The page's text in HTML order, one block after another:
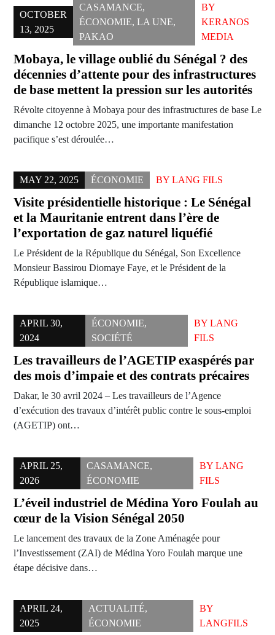
OCTOBER
13, 2025
CASAMANCE,
ÉCONOMIE, LA UNE,
PAKAO
BY
KERANOS
MEDIA
Mobaya, le village oublié du Sénégal ? des
décennies d’attente pour des infrastructures
de base mettent la pression sur les autorités
Révolte citoyenne à Mobaya pour des infrastructures de base Le
dimanche 12 octobre 2025, une importante manifestation
pacifique s’est déroulée…
MAY 22, 2025 ÉCONOMIE BY LANG FILS
Visite présidentielle historique : Le Sénégal
et la Mauritanie entrent dans l’ère de
l’exportation de gaz naturel liquéfié
Le Président de la République du Sénégal, Son Excellence
Monsieur Bassirou Diomaye Faye, et le Président de la
République islamique…
APRIL 30,
2024
ÉCONOMIE,
SOCIÉTÉ
BYLANG
FILS
Les travailleurs de l’AGETIP exaspérés par
des mois d’impaie et des contrats précaires
Dakar, le 30 avril 2024 – Les travailleurs de l’Agence
d’exécution des travaux d’intérêt public contre le sous-emploi
(AGETIP) ont…
APRIL 25,
2026
CASAMANCE,
ÉCONOMIE
BY LANG
FILS
L’éveil industriel de Médina Yoro Foulah au
cœur de la Vision Sénégal 2050
​Le lancement des travaux de la Zone Aménagée pour
l’Investissement (ZAI) de Médina Yoro Foulah marque une
étape décisive dans…
APRIL 24,
2025
ACTUALITÉ,
ÉCONOMIE
BY
LANGFILS